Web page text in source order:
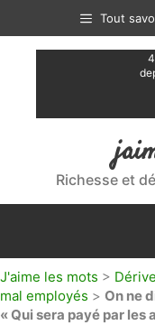
contenu
Tout
Richesse et
J'aime les mots >
mal employés > On ne
« Qui sera payé par les